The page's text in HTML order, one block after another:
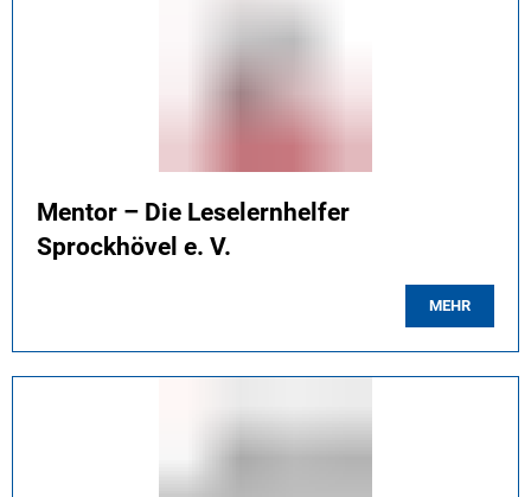
Mentor – Die Leselernhelfer
Sprockhövel e. V.
MEHR